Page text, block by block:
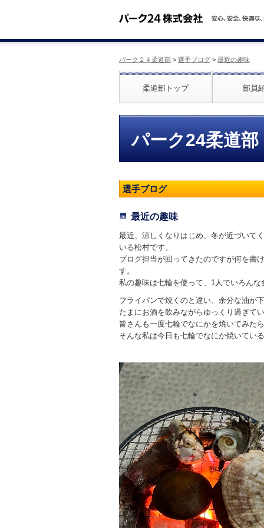
パーク２４柔道部 > 選手ブログ > 最近の趣味
柔道部トップ 部員
パーク24柔道部
選手ブログ
最近の趣味
最近、涼しくなりはじめ、冬が近づいて
いる松村です。
ブログ担当が回ってきたのですが何を書
す。
私の趣味は七輪を使って、1人でいろん
フライパンで焼くのと違い、余分な油が
たまにお酒を飲みながらゆっくり過ぎて
皆さんも一度七輪でなにかを焼いてみた
そんな私は今日も七輪でなにか焼いてい